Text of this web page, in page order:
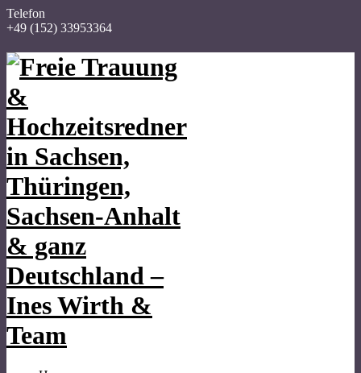
Telefon
+49 (152) 33953364